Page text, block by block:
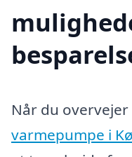
Når du
varmepumpe i